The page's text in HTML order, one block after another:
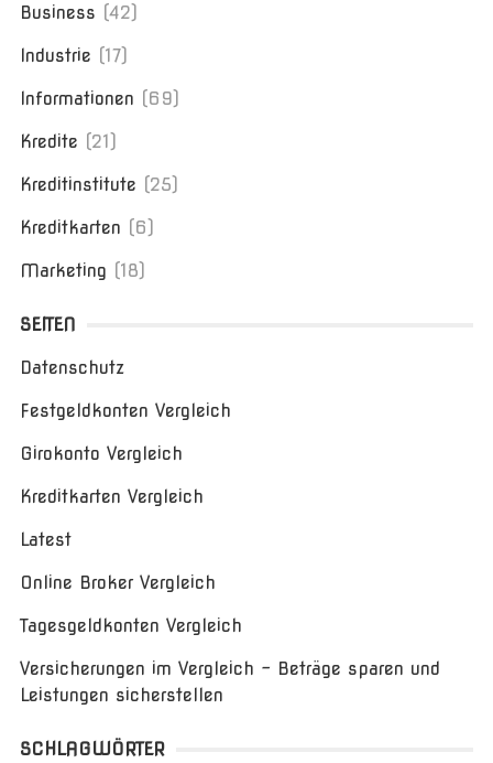
Business (42)
Industrie (17)
Informationen (69)
Kredite (21)
Kreditinstitute (25)
Kreditkarten (6)
Marketing (18)
SEITEN
Datenschutz
Festgeldkonten Vergleich
Girokonto Vergleich
Kreditkarten Vergleich
Latest
Online Broker Vergleich
Tagesgeldkonten Vergleich
Versicherungen im Vergleich – Beträge sparen und
Leistungen sicherstellen
SCHLAGWÖRTER